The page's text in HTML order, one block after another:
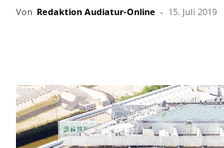
Von Redaktion Audiatur-Online - 15. Juli 2019